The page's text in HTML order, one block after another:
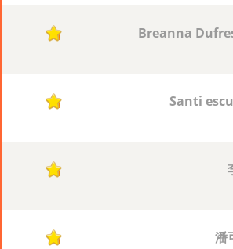
Breanna
1
Santi
1
1
潘
1